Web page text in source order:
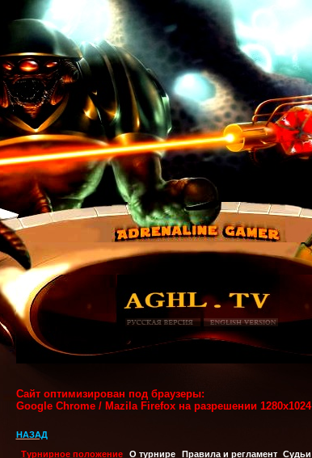
Сайт оптимизирован под браузеры:
Google Chrome / Mazila Firefox на разрешении 1280x1024
НАЗАД
Турнирное положение
О турнире Правила и регламент Судьи